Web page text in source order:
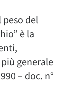
peso del
è la
generale
– doc. n°